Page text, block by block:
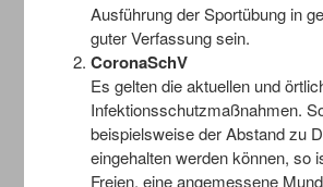
Beitragsnavigation
← Challenge 13
Challenge 15 →
Ausführung der Sportübung in
guter Verfassung sein.
CoronaSchV
Es gelten die aktuellen und
Infektionsschutzmaßnahmen.
beispielsweise der Abstand zu
eingehalten werden können, so
Freien, eine angemessene